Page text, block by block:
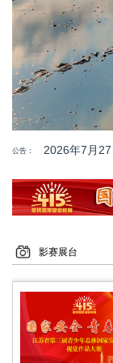
公告：
影赛展台